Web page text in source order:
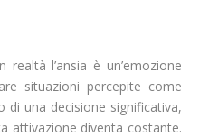
l’ansia è un’emozione
situazioni percepite come
una decisione significativa,
attivazione diventa costante.